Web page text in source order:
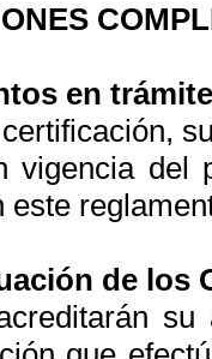
en trámite
vigencia del
este
de los